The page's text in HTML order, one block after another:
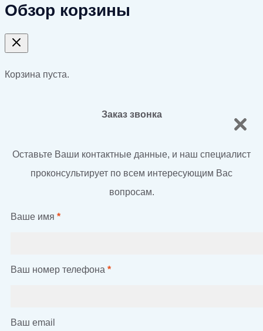
Обзор корзины
Корзина пуста.
Заказ звонка
Оставьте Ваши контактные данные, и наш специалист
проконсультирует по всем интересующим Вас
вопросам.
Ваше имя *
Ваш номер телефона *
Ваш email